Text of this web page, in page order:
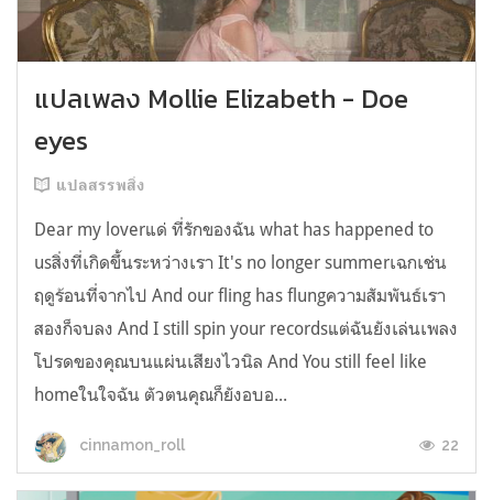
แปลเพลง Mollie Elizabeth - Doe
eyes
แปลสรรพสิ่ง
Dear my loverแด่ ที่รักของฉัน what has happened to
usสิ่งที่เกิดขึ้นระหว่างเรา It's no longer summerเฉกเช่น
ฤดูร้อนที่จากไป And our fling has flungความสัมพันธ์เรา
สองก็จบลง And I still spin your recordsแต่ฉันยังเล่นเพลง
โปรดของคุณบนแผ่นเสียงไวนิล And You still feel like
homeในใจฉัน ตัวตนคุณก็ยังอบอ...
cinnamon_roll 22